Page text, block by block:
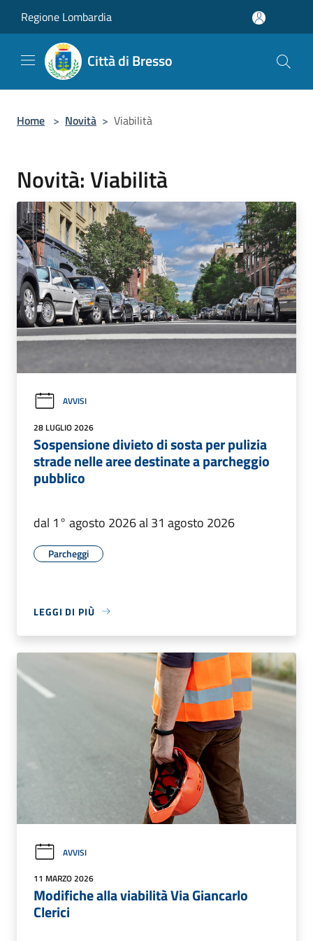
Regione Lombardia
Città di Bresso
Home > Novità > Viabilità
Novità: Viabilità
AVVISI
28 LUGLIO 2026
Sospensione divieto di sosta per pulizia
strade nelle aree destinate a parcheggio
pubblico
dal 1° agosto 2026 al 31 agosto 2026
Parcheggi
LEGGI DI PIÙ
AVVISI
11 MARZO 2026
Modifiche alla viabilità Via Giancarlo
Clerici